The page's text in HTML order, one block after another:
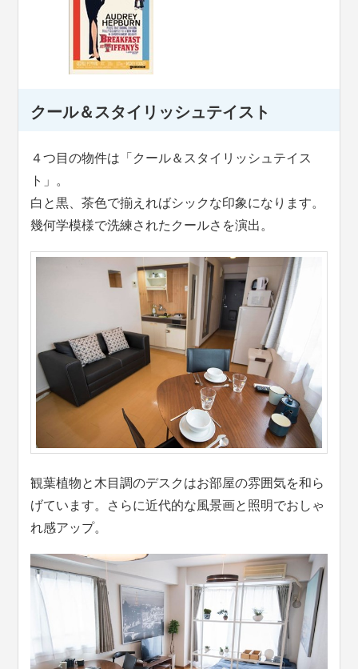
クール＆スタイリッシュテイスト
４つ目の物件は「クール＆スタイリッシュテイス
ト」。
白と黒、茶色で揃えればシックな印象になります。
幾何学模様で洗練されたクールさを演出。
観葉植物と木目調のデスクはお部屋の雰囲気を和ら
げています。さらに近代的な風景画と照明でおしゃ
れ感アップ。